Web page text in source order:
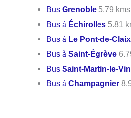
BusGrenoble 5.79 kms
Bus à Échirolles 5.81
Bus à Le Pont-de-Claix
Bus àSaint-Égrève
BusSaint-Martin-le-
Bus àChampagnier